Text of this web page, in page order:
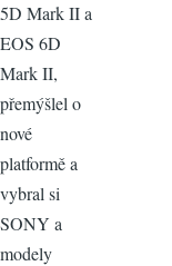
5D Mark II a
EOS 6D
Mark II,
přemýšlel o
nové
platformě a
vybral si
SONY a
modely